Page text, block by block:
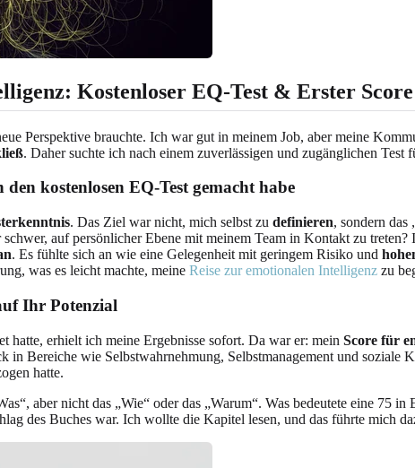
Kostenloser EQ-Test & Erster Score
Perspektive brauchte. Ich war gut in meinem Job, aber meine
. Daher suchte ich nach einem zuverlässigen und zugänglichen Test
kostenlosen EQ-Test gemacht habe
. Das Ziel war nicht, mich selbst zu definieren, sondern das
auf persönlicher Ebene mit meinem Team in Kontakt zu treten?
. Es fühlte sich an wie eine Gelegenheit mit geringem Risiko und
was es leicht machte, meine Reise zur emotionalen Intelligenz zu
Ihr Potenzial
hatte, erhielt ich meine Ergebnisse sofort. Da war er: mein Score für
Bereiche wie Selbstwahrnehmung, Selbstmanagement und soziale
hatte.
aber nicht das „Wie“ oder das „Warum“. Was bedeutete eine 75
des Buches war. Ich wollte die Kapitel lesen, und das führte mich